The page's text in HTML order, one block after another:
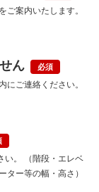
案内いたします。
ん
にご連絡ください。
い。 （階段・エレベ
ーター等の幅・高さ）